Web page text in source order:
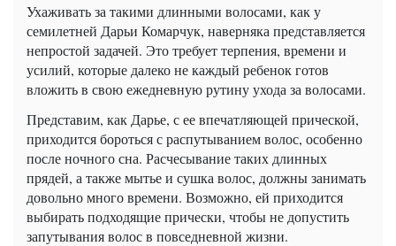
Ухаживать за такими длинными волосами, как у
семилетней Дарьи Комарчук, наверняка представляется
непростой задачей. Это требует терпения, времени и
усилий, которые далеко не каждый ребенок готов
вложить в свою ежедневную рутину ухода за волосами.
Представим, как Дарье, с ее впечатляющей прической,
приходится бороться с распутыванием волос, особенно
после ночного сна. Расчесывание таких длинных
прядей, а также мытье и сушка волос, должны занимать
довольно много времени. Возможно, ей приходится
выбирать подходящие прически, чтобы не допустить
запутывания волос в повседневной жизни.